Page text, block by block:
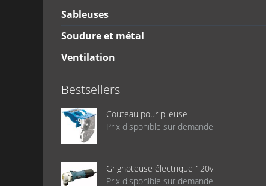
Sableuses
Soudure et métal
Ventilation
Bestsellers
Couteau pour plieuse
Prix disponible sur demande
Grignoteuse électrique 120v
Prix disponible sur demande